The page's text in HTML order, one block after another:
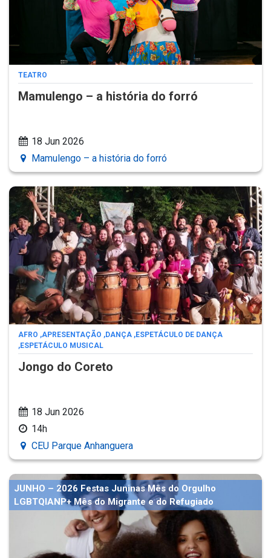
TEATRO
Mamulengo – a história do forró
18 Jun 2026
Mamulengo – a história do forró
AFRO ,APRESENTAÇÃO ,DANÇA ,ESPETÁCULO DE DANÇA
,ESPETÁCULO MUSICAL
Jongo do Coreto
18 Jun 2026
14h
CEU Parque Anhanguera
JUNHO – 2026 Festas Juninas Mês do Orgulho
LGBTQIANP+ Mês do Migrante e do Refugiado